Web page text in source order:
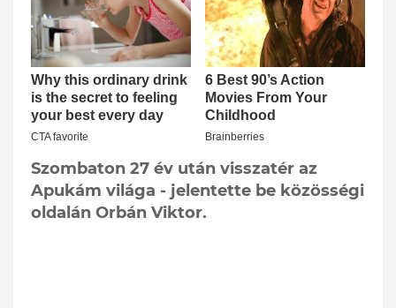
Szombaton 27 év után visszatér az
Apukám világa - jelentette be közösségi
oldalán Orbán Viktor.